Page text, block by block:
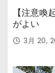
【注意
がよい
3月 20,